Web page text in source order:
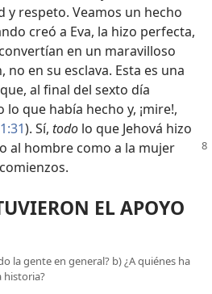
respeto. Veamos un hecho
creó a Eva, la hizo perfecta,
en un maravilloso
en su esclava. Esta es una
al final del sexto día
que había hecho y, ¡mire!,
). Sí, todo lo que Jehová hizo
al hombre como a la mujer
EL APOYO
la gente en general? b) ¿A quiénes ha
historia?